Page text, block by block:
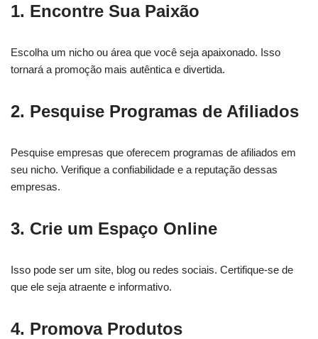
1. Encontre Sua Paixão
Escolha um nicho ou área que você seja apaixonado. Isso
tornará a promoção mais autêntica e divertida.
2. Pesquise Programas de Afiliados
Pesquise empresas que oferecem programas de afiliados em
seu nicho. Verifique a confiabilidade e a reputação dessas
empresas.
3. Crie um Espaço Online
Isso pode ser um site, blog ou redes sociais. Certifique-se de
que ele seja atraente e informativo.
4. Promova Produtos